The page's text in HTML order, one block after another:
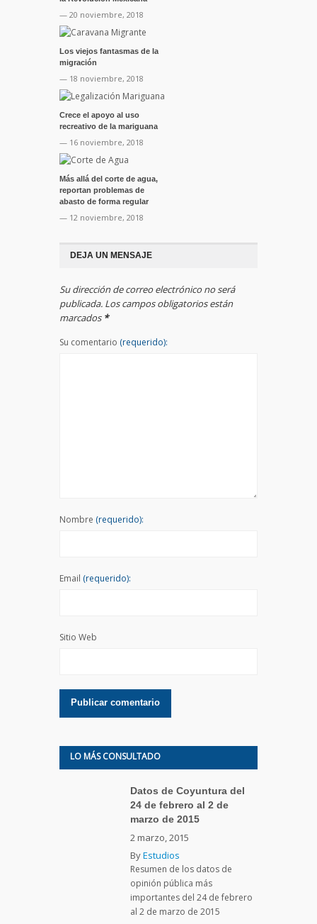
— 20 noviembre, 2018
Los viejos fantasmas de la
migración
— 18 noviembre, 2018
Crece el apoyo al uso
recreativo de la mariguana
— 16 noviembre, 2018
Más allá del corte de agua,
reportan problemas de
abasto de forma regular
— 12 noviembre, 2018
DEJA UN MENSAJE
Su dirección de correo electrónico no será
publicada. Los campos obligatorios están
marcados *
Su comentario (requerido):
Nombre (requerido):
Email (requerido):
Sitio Web
LO MÁS CONSULTADO
Datos de Coyuntura del
24 de febrero al 2 de
marzo de 2015
2 marzo, 2015
ByEstudios
Resumen de los datos de
opinión pública más
importantes del 24 de febrero
al 2 de marzo de 2015